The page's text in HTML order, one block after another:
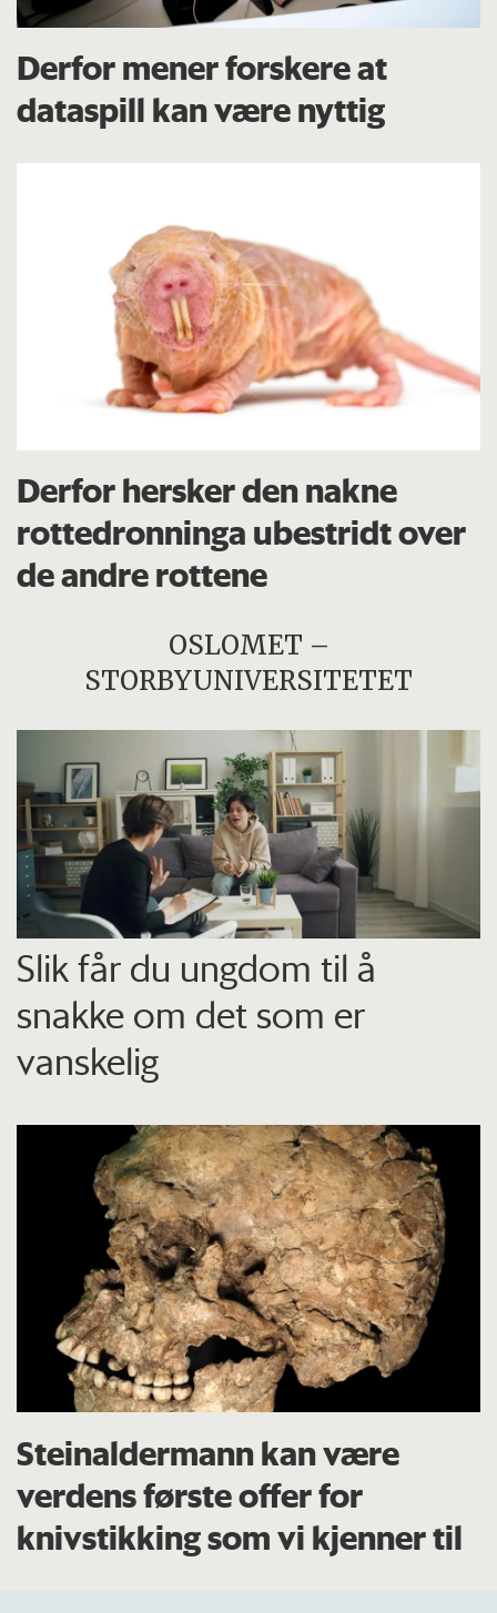
Derfor mener forskere at
dataspill kan være nyttig
Derfor hersker den nakne
rottedronninga ubestridt over
de andre rottene
OSLOMET –
STORBYUNIVERSITETET
Slik får du ungdom til å
snakke om det som er
vanskelig
Steinaldermann kan være
verdens første offer for
knivstikking som vi kjenner til